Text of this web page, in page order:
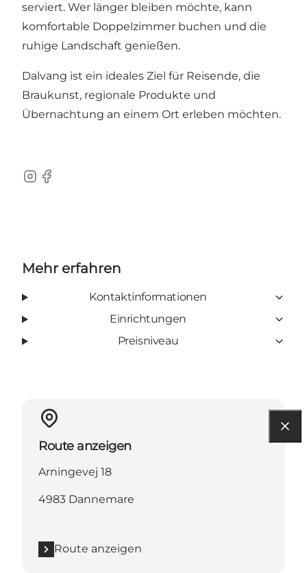
serviert. Wer länger bleiben möchte, kann
komfortable Doppelzimmer buchen und die
ruhige Landschaft genießen.
Dalvang ist ein ideales Ziel für Reisende, die
Braukunst, regionale Produkte und
Übernachtung an einem Ort erleben möchten.
Instagram
Facebook
Mehr erfahren
Kontaktinformationen
Einrichtungen
Preisniveau
Route anzeigen
Arningevej 18
4983 Dannemare
Route anzeigen